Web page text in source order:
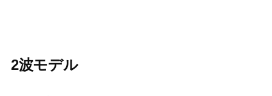
2波モデル